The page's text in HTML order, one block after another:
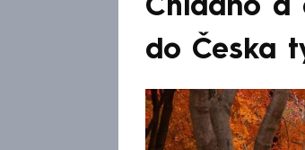
Chladno a
do Česka